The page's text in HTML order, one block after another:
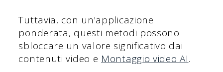
Tuttavia, con un'applicazione
ponderata, questi metodi possono
sbloccare un valore significativo dai
contenuti video e Montaggio video AI.